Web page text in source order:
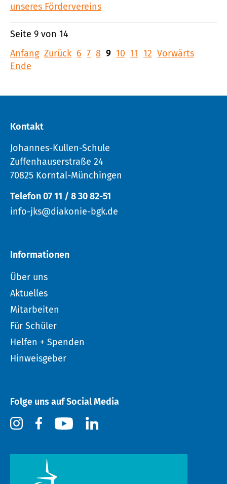
unseres Fördervereins
Seite 9 von 14
Anfang Zurück 6 7 8 9 10 11 12 Vorwärts
Ende
Kontakt
Johannes-Kullen-Schule
Zuffenhauserstraße 24
70825 Korntal-Münchingen
Telefon 07 11 / 8 30 82-51
info-jks@diakonie-bgk.de
Informationen
Über uns
Aktuelles
Mitarbeiten
Für Schüler
Helfen + Spenden
Hinweisgeber
Folge uns auf Social Media